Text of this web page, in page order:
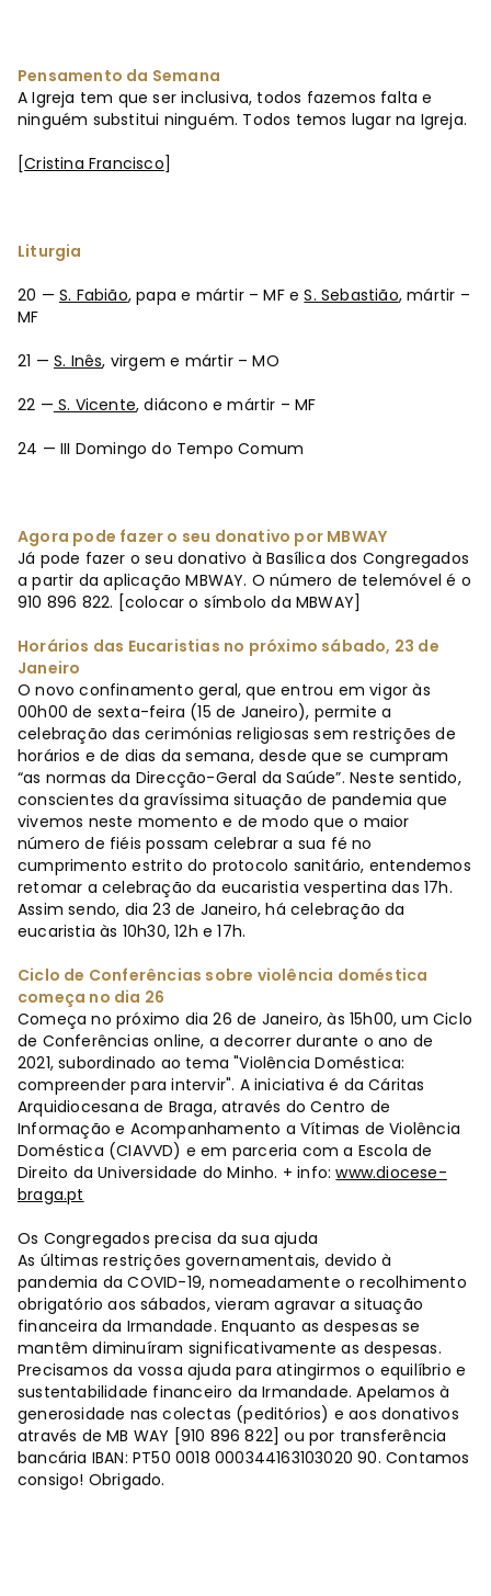
Pensamento da Semana
A Igreja tem que ser inclusiva, todos fazemos falta e
ninguém substitui ninguém. Todos temos lugar na Igreja.
[Cristina Francisco]
Liturgia
20 — S. Fabião, papa e mártir – MF eS. Sebastião, mártir –
MF
21 — S. Inês, virgem e mártir – MO
22 — S. Vicente, diácono e mártir – MF
24 — III Domingo do Tempo Comum
Agora pode fazer o seu donativo por MBWAY
Já pode fazer o seu donativo à Basílica dos Congregados
a partir da aplicação MBWAY. O número de telemóvel é o
910 896 822. [colocar o símbolo da MBWAY]
Horários das Eucaristias no próximo sábado, 23 de
Janeiro
O novo confinamento geral, que entrou em vigor às
00h00 de sexta-feira (15 de Janeiro), permite a
celebração das cerimónias religiosas sem restrições de
horários e de dias da semana, desde que se cumpram
“as normas da Direcção-Geral da Saúde”. Neste sentido,
conscientes da gravíssima situação de pandemia que
vivemos neste momento e de modo que o maior
número de fiéis possam celebrar a sua fé no
cumprimento estrito do protocolo sanitário, entendemos
retomar a celebração da eucaristia vespertina das 17h.
Assim sendo, dia 23 de Janeiro, há celebração da
eucaristia às 10h30, 12h e 17h.
Ciclo de Conferências sobre violência doméstica
começa no dia 26
Começa no próximo dia 26 de Janeiro, às 15h00, um Ciclo
de Conferências online, a decorrer durante o ano de
2021, subordinado ao tema "Violência Doméstica:
compreender para intervir". A iniciativa é da Cáritas
Arquidiocesana de Braga, através do Centro de
Informação e Acompanhamento a Vítimas de Violência
Doméstica (CIAVVD) e em parceria com a Escola de
Direito da Universidade do Minho. + info:www.diocese-
braga.pt
Os Congregados precisa da sua ajuda
As últimas restrições governamentais, devido à
pandemia da COVID-19, nomeadamente o recolhimento
obrigatório aos sábados, vieram agravar a situação
financeira da Irmandade. Enquanto as despesas se
mantêm diminuíram significativamente as despesas.
Precisamos da vossa ajuda para atingirmos o equilíbrio e
sustentabilidade financeiro da Irmandade. Apelamos à
generosidade nas colectas (peditórios) e aos donativos
através de MB WAY [910 896 822] ou por transferência
bancária IBAN: PT50 0018 000344163103020 90. Contamos
consigo! Obrigado.